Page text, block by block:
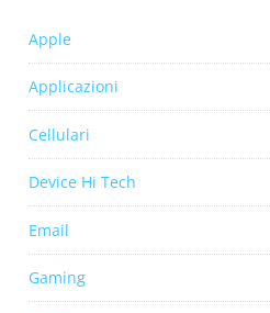
Apple
Applicazioni
Cellulari
Device Hi Tech
Email
Gaming